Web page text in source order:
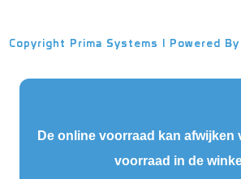
Copyright Prima Systems | Powered By
De online voorraad kan afwijken
voorraad in de